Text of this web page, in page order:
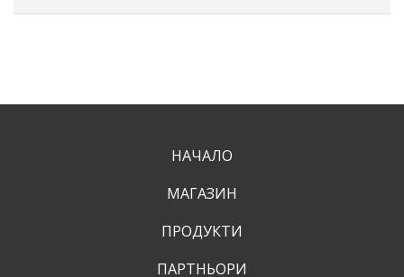
НАЧАЛО
МАГАЗИН
ПРОДУКТИ
ПАРТНЬОРИ